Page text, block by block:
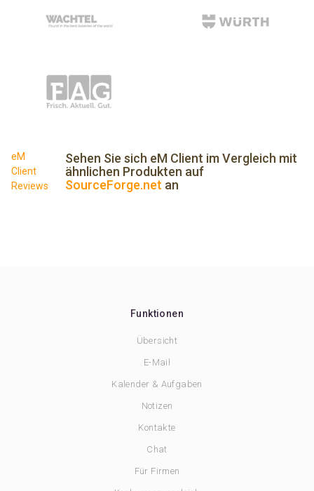
eM
Client
Reviews
Sehen Sie sich eM Client im Vergleich mit
ähnlichen Produkten auf
SourceForge.net an
Funktionen
Übersicht
E-Mail
Kalender & Aufgaben
Notizen
Kontakte
Chat
Für Firmen